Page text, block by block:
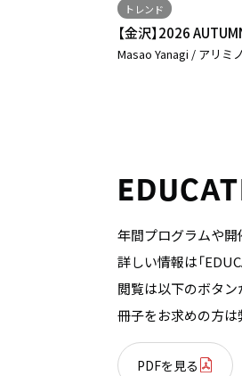
トレンド
【金沢】2026
Masao Yanagi / アリミ
年間プログラムや開
詳しい情報は「
閲覧は以下のボタン
冊子をお求めの方は
PDFを見る